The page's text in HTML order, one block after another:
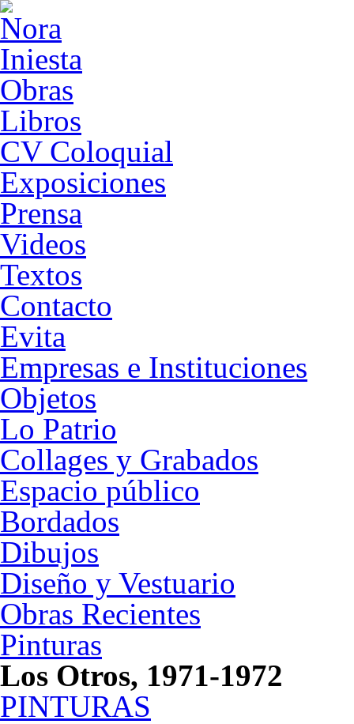
Obras
Libros
CV Coloquial
Exposiciones
Prensa
Videos
Textos
Contacto
Evita
Empresas e Instituciones
Objetos
Lo Patrio
Collages y Grabados
Espacio público
Bordados
Dibujos
Diseño y Vestuario
Obras Recientes
Pinturas
Los Otros, 1971-1972
PINTURAS